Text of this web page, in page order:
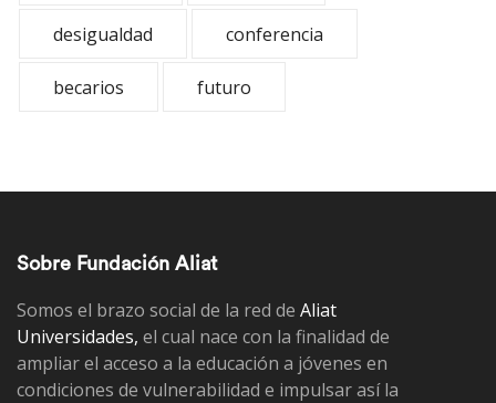
desigualdad conferencia
becarios futuro
Sobre Fundación Aliat
Somos el brazo social de la red de Aliat
Universidades, el cual nace con la finalidad de
ampliar el acceso a la educación a jóvenes en
condiciones de vulnerabilidad e impulsar así la